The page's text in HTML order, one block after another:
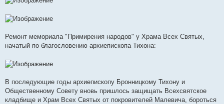
Ремонт мемориала "Примирения народов" у Храма Всех Святых,
начатый по благословению архиепископа Тихона:
В последующие годы архиепископу Бронницкому Тихону и
Общественному Совету вновь пришлось защищать Всехсвятское
кладбище и Храм Всех Святых от покровителей Малевича, бороться